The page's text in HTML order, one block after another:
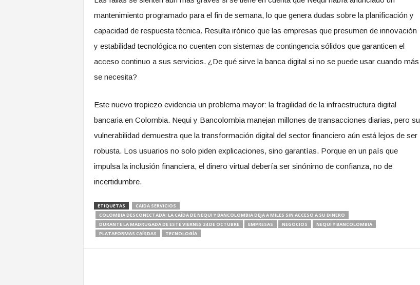
mantenimiento programado para el fin de semana, lo que genera dudas sobre la planificación y
capacidad de respuesta técnica. Resulta irónico que las empresas que presumen de innovación
y estabilidad tecnológica no cuenten con sistemas de contingencia sólidos que garanticen el
acceso continuo a sus servicios. ¿De qué sirve la banca digital si no se puede usar cuando más
se necesita?
Este nuevo tropiezo evidencia un problema mayor: la fragilidad de la infraestructura digital
bancaria en Colombia. Nequi y Bancolombia manejan millones de transacciones diarias, pero su
vulnerabilidad demuestra que la transformación digital del sector financiero aún está lejos de ser
robusta. Los usuarios no solo piden explicaciones, sino garantías. Porque en un país que
impulsa la inclusión financiera, el dinero virtual debería ser sinónimo de confianza, no de
incertidumbre.
ETIQUETAS
CAIDA SERVICIOS
COLOMBIA DESCONECTADA: LA CAÍDA DE NEQUI Y BANCOLOMBIA DEJA A MILES SIN ACCESO A SU DINERO
DURANTE LA MADRUGADA DE ESTE VIERNES 24 DE OCTUBRE
EMPRESAS NEGOCIOS
NEQUI Y BANCOLOMBIA
PLATAFORMAS CAÍSDAS
TECNOLOGÍA